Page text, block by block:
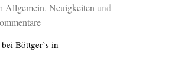
Allgemein, Neuigkeiten und
Böttger`s in